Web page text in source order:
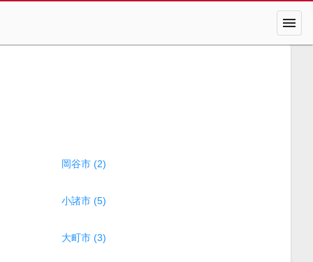
menu
岡谷市 (2)
小諸市 (5)
大町市 (3)